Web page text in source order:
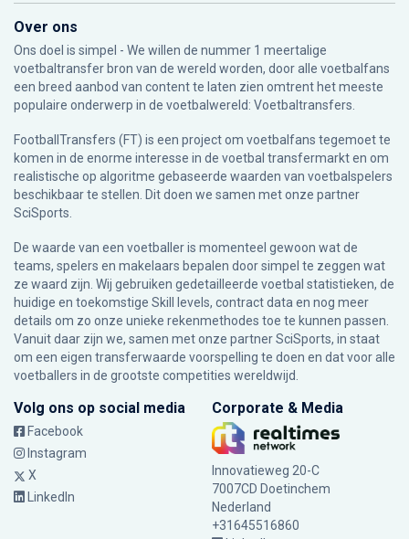
Over ons
Ons doel is simpel - We willen de nummer 1 meertalige
voetbaltransfer bron van de wereld worden, door alle voetbalfans
een breed aanbod van content te laten zien omtrent het meeste
populaire onderwerp in de voetbalwereld: Voetbaltransfers.
FootballTransfers (FT) is een project om voetbalfans tegemoet te
komen in de enorme interesse in de voetbal transfermarkt en om
realistische op algoritme gebaseerde waarden van voetbalspelers
beschikbaar te stellen. Dit doen we samen met onze partner
SciSports
De waarde van een voetballer is momenteel gewoon wat de
teams, spelers en makelaars bepalen door simpel te zeggen wat
ze waard zijn. Wij gebruiken gedetailleerde voetbal statistieken, de
huidige en toekomstige Skill levels, contract data en nog meer
details om zo onze unieke rekenmethodes toe te kunnen passen.
Vanuit daar zijn we, samen met onze partner SciSports, in staat
om een eigen transferwaarde voorspelling te doen en dat voor alle
voetballers in de grootste competities wereldwijd.
Volg ons op social media
Facebook
Instagram
X
LinkedIn
Corporate & Media
Innovatieweg 20-C
7007CD Doetinchem
Nederland
+31645516860